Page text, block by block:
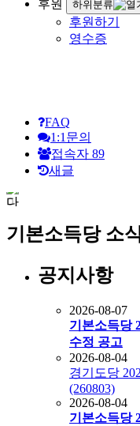
후원
하위분류
후원하기
영수증
원
로
그
FAQ
1:1문의
접속자 89
새글
기본소득당 소식
공지사항
2026-08-07
기본소득당
수정 공고
2026-08-04
경기도당
(260803)
2026-08-04
기본소득당